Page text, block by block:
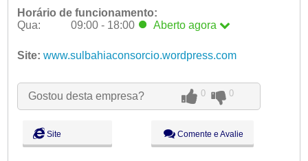
Horário de funcionamento:
Qua:
09:00 - 18:00 Aberto agora
Ter:
09:00 - 18:00
Qui:
09:00 - 18:00
Sex:
09:00 - 18:00
Site: www.sulbahiaconsorcio.wordpress.com
Gostou desta empresa? 0 0
Site Comente e Avalie